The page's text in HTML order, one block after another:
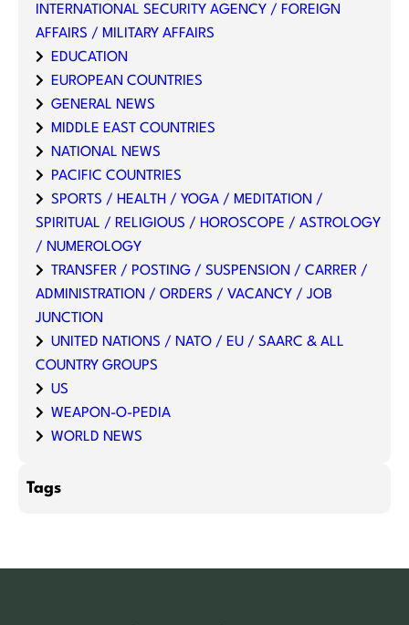
INTERNATIONAL SECURITY AGENCY / FOREIGN
AFFAIRS / MILITARY AFFAIRS
EDUCATION
EUROPEAN COUNTRIES
GENERAL NEWS
MIDDLE EAST COUNTRIES
NATIONAL NEWS
PACIFIC COUNTRIES
SPORTS / HEALTH / YOGA / MEDITATION /
SPIRITUAL / RELIGIOUS / HOROSCOPE / ASTROLOGY
/ NUMEROLOGY
TRANSFER / POSTING / SUSPENSION / CARRER /
ADMINISTRATION / ORDERS / VACANCY / JOB
JUNCTION
UNITED NATIONS / NATO / EU / SAARC & ALL
COUNTRY GROUPS
US
WEAPON-O-PEDIA
WORLD NEWS
Tags